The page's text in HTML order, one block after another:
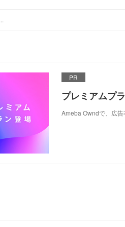
PR
プレミアムプ
Ameba Owndで、広告